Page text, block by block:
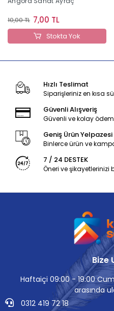
10,00 TL 7,00 TL
Stokta Yok
Hızlı Teslimat
Siparişleriniz en kısa
Güvenli Alışveriş
Güvenli ve kolay
Geniş Ürün Yelpazesi
Binlerce ürün ve
7 / 24 DESTEK
Öneri ve şikayetlerinizi
Bize
Haftaiçi 09:00 - 19:00
arasında
0312 419 72 18